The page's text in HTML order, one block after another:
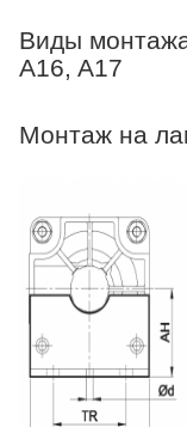
Виды
A16, A17
Монтаж на